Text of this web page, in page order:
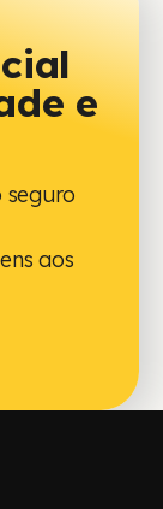
e
aos